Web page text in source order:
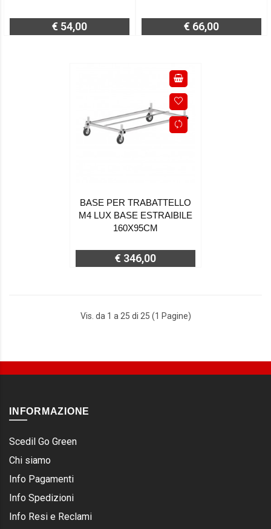
€ 54,00 € 66,00
BASE PER TRABATTELLO
M4 LUX BASE ESTRAIBILE
160X95CM
€ 346,00
Vis. da 1 a 25 di 25 (1 Pagine)
INFORMAZIONE
Scedil Go Green
Chi siamo
Info Pagamenti
Info Spedizioni
Info Resi e Reclami